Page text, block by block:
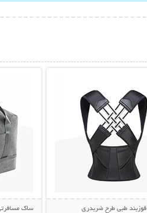
قوزبند طبی طرح ضربدری